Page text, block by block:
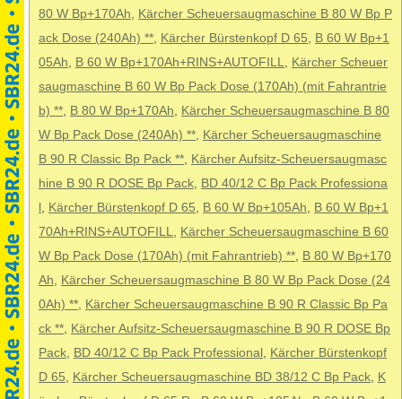
80 W Bp+170Ah
Kärcher Scheuersaugmaschine B 80 W Bp P
ack Dose (240Ah) ** Kärcher Bürstenkopf D 65
B 60 W Bp+1
05Ah
B 60 W Bp+170Ah+RINS+AUTOFILL
Kärcher Scheuer
saugmaschine B 60 W Bp Pack Dose (170Ah) (mit Fahrantrie
b) ** B 80 W Bp+170Ah
Kärcher Scheuersaugmaschine B 80
W Bp Pack Dose (240Ah) ** Kärcher Scheuersaugmaschine
B 90 R Classic Bp Pack ** Kärcher Aufsitz-Scheuersaugmasc
hine B 90 R DOSE Bp Pack BD 40/12 C Bp Pack Professiona
l Kärcher Bürstenkopf D 65 B 60 W Bp+105Ah
B 60 W Bp+1
70Ah+RINS+AUTOFILL
Kärcher Scheuersaugmaschine B 60
W Bp Pack Dose (170Ah) (mit Fahrantrieb) ** B 80 W Bp+170
Ah
Kärcher Scheuersaugmaschine B 80 W Bp Pack Dose (24
0Ah) ** Kärcher Scheuersaugmaschine B 90 R Classic Bp Pa
ck ** Kärcher Aufsitz-Scheuersaugmaschine B 90 R DOSE Bp
Pack BD 40/12 C Bp Pack Professional Kärcher Bürstenkopf
D 65
Kärcher Scheuersaugmaschine BD 38/12 C Bp Pack K